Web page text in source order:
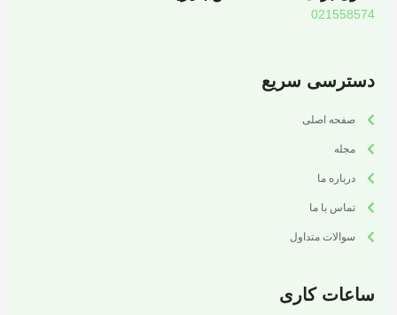
021558574
دسترسی سریع
صفحه اصلی
مجله
درباره ما
تماس با ما
سوالات متداول
ساعات کاری